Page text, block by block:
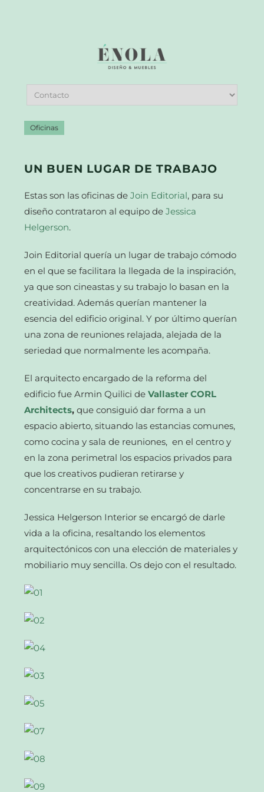
Oficinas
UN BUEN LUGAR DE TRABAJO
Estas son las oficinas deJoin Editorial, para su
diseño contrataron al equipo deJessica
Helgerson.
Join Editorial quería un lugar de trabajo cómodo
en el que se facilitara la llegada de la inspiración,
ya que son cineastas y su trabajo lo basan en la
creatividad. Además querían mantener la
esencia del edificio original. Y por último querían
una zona de reuniones relajada, alejada de la
seriedad que normalmente les acompaña.
El arquitecto encargado de la reforma del
edificio fue Armin Quilici de Vallaster CORL
Architects,que consiguió dar forma a un
espacio abierto, situando las estancias comunes,
como cocina y sala de reuniones, en el centro y
en la zona perimetral los espacios privados para
que los creativos pudieran retirarse y
concentrarse en su trabajo.
Jessica Helgerson Interior se encargó de darle
vida a la oficina, resaltando los elementos
arquitectónicos con una elección de materiales y
mobiliario muy sencilla. Os dejo con el resultado.